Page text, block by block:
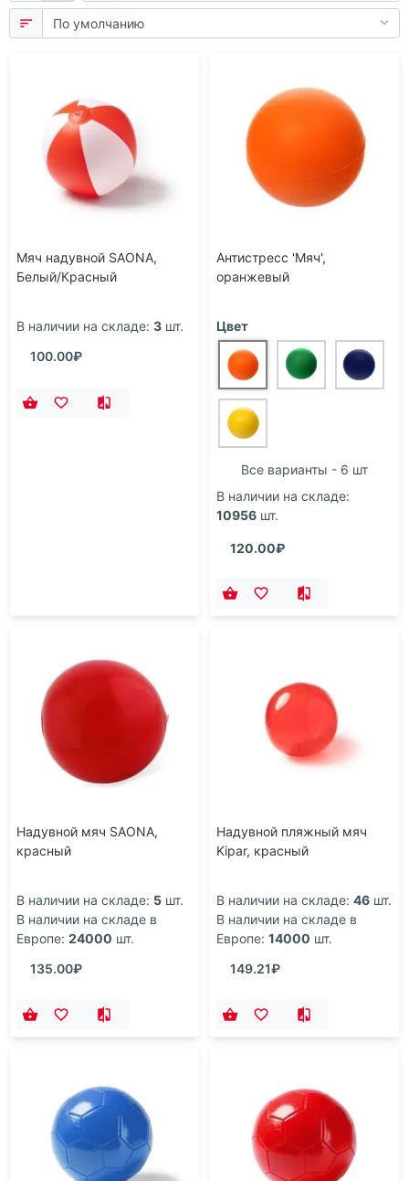
Мяч надувной SAONA,
Белый/Красный
В наличии на складе: 3 шт.
100.00₽
Антистресс 'Мяч',
оранжевый
Цвет
Все варианты - 6 шт
В наличии на складе:
10956 шт.
120.00₽
Надувной мяч SAONA,
красный
В наличии на складе: 5 шт.
В наличии на складе в
Европе: 24000 шт.
135.00₽
Надувной пляжный мяч
Kipar, красный
В наличии на складе: 46 шт.
В наличии на складе в
Европе: 14000 шт.
149.21₽